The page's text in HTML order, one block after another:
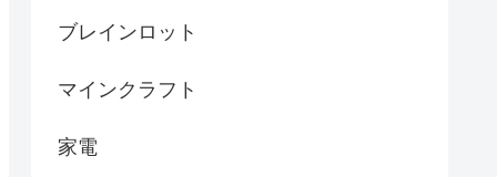
ブレインロット
マインクラフト
家電